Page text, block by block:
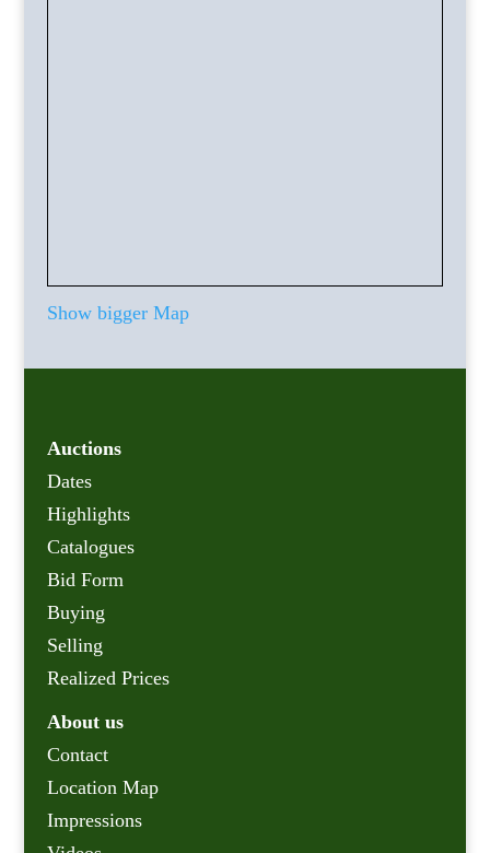
Show bigger Map
Auctions
Dates
Highlights
Catalogues
Bid Form
Buying
Selling
Realized Prices
About us
Contact
Location Map
Impressions